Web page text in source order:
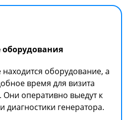
находится оборудование, а
время для визита
оперативно выедут к
диагностики генератора.